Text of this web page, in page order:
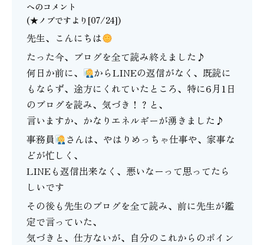
へのコメント
(★ノブですより[07/24])
先生、こんにちは
たった今、ブログを全て読み終えました♪
何日か前に、
からLINEの返信がなく、既読に
もならず、途方にくれていたところ、特に6月1日
のブログを読み、気づき！？と、
言いますか、かなりエネルギーが湧きました♪
事務員
さんは、やはりめっちゃ仕事や、家事な
どが忙しく、
LINEも返信出来なく、悪いなーって思ってたら
しいです
その後も先生のブログを全て読み、前に先生が鑑
定で言っていた、
気づきと、仕方ないが、自分のこれからのポイン